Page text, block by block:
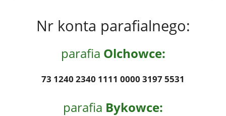
Nr konta parafialnego:
parafia Olchowce:
73 1240 2340 1111 0000 3197 5531
parafia Bykowce: